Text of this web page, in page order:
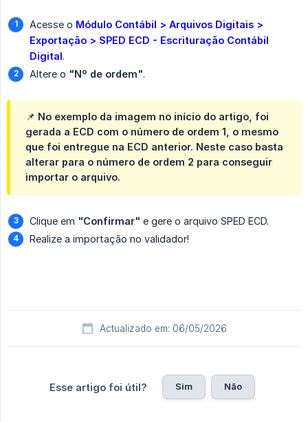
Acesse o Módulo Contábil > Arquivos Digitais >
Exportação > SPED ECD - Escrituração Contábil
Digital.
Altere o "Nº de ordem".
📌 No exemplo da imagem no início do artigo, foi
gerada a ECD com o número de ordem 1, o mesmo
que foi entregue na ECD anterior. Neste caso basta
alterar para o número de ordem 2 para conseguir
importar o arquivo.
Clique em "Confirmar" e gere o arquivo SPED ECD.
Realize a importação no validador!
Actualizado em: 06/05/2026
Esse artigo foi útil? Sim Não